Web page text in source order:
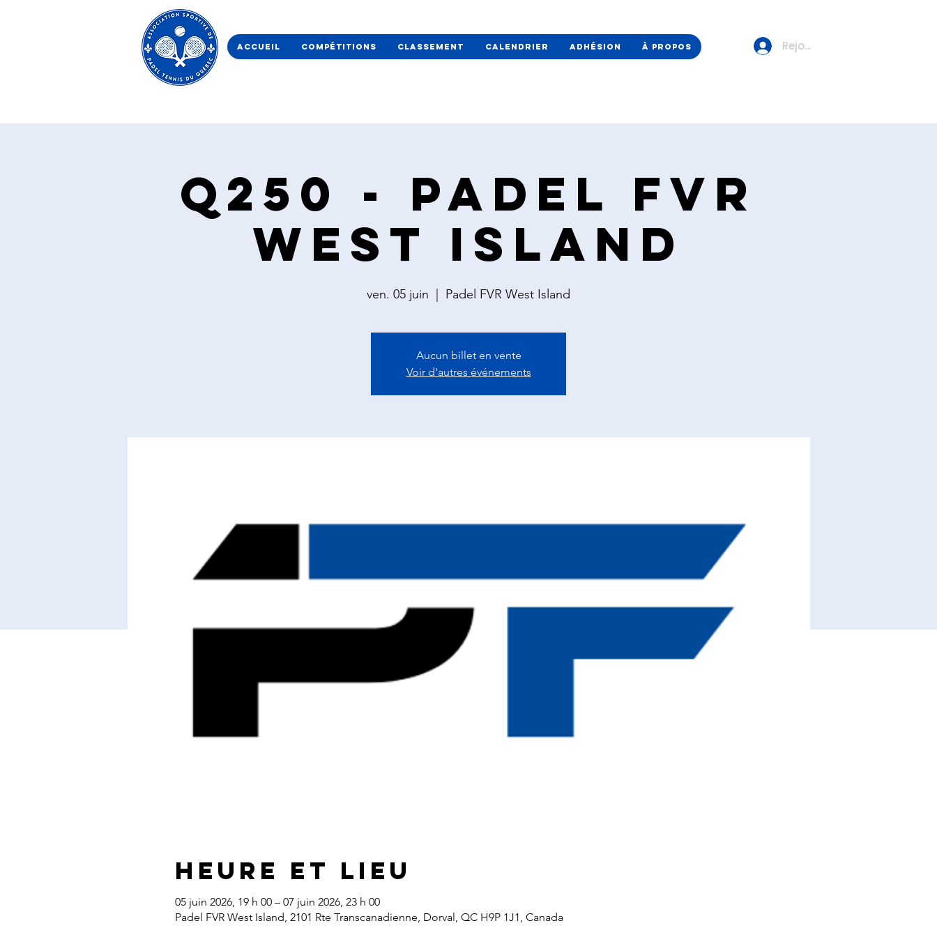
Accueil Compétitions Classement Calendrier Adhésion À propos Rejoindre/Se connecter
Q250 - Padel FVR
West Island
ven. 05 juin Padel FVR West Island
Aucun billet en vente
Voir d'autres événements
Heure et lieu
05 juin 2026, 19 h 00 – 07 juin 2026, 23 h 00
Padel FVR West Island, 2101 Rte Transcanadienne, Dorval, QC H9P 1J1, Canada